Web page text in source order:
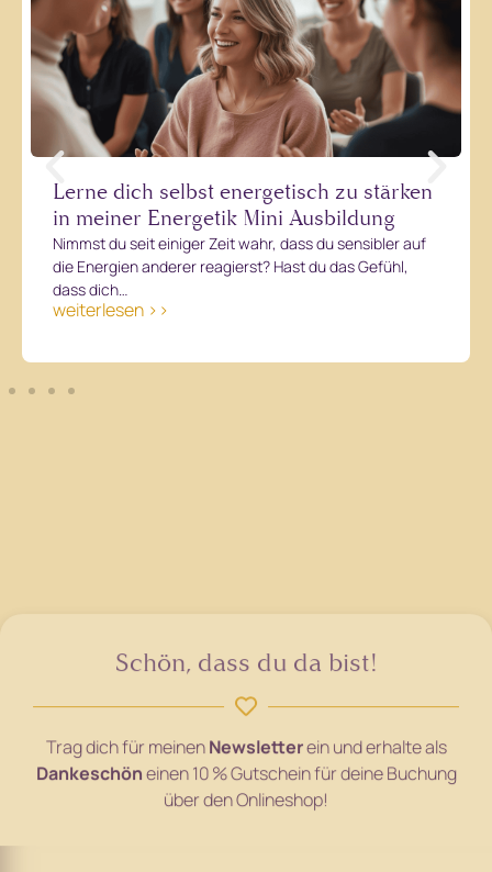
Lerne dich selbst energetisch zu stärken
in meiner Energetik Mini Ausbildung
Nimmst du seit einiger Zeit wahr, dass du sensibler auf
die Energien anderer reagierst? Hast du das Gefühl,
dass dich…
weiterlesen >>
Schön, dass du da bist!
Trag dich für meinenNewsletterein und erhalte als
Dankeschöneinen 10 % Gutschein für deine Buchung
über den Onlineshop!